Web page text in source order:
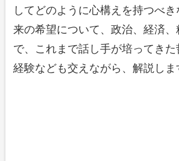
してどのように心構えを持つべ
来の希望について、政治、経済、
で、これまで話し手が培ってきた
経験なども交えながら、解説しま